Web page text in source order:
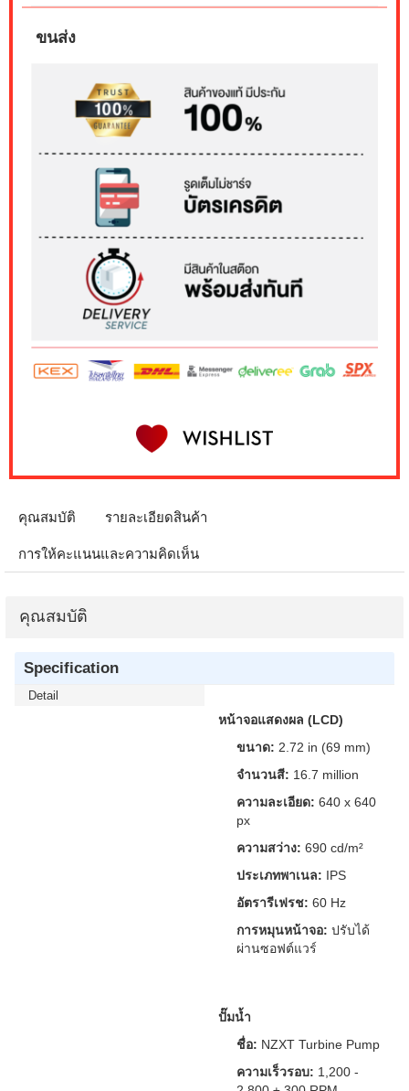
ขนส่ง
คุณสมบัติ รายละเอียดสินค้า
การให้คะแนนและความคิดเห็น
คุณสมบัติ
Specification
Detail
หน้าจอแสดงผล (LCD)
ขนาด: 2.72 in (69 mm)
จำนวนสี: 16.7 million
ความละเอียด: 640 x 640
px
ความสว่าง: 690 cd/m²
ประเภทพาเนล: IPS
อัตรารีเฟรช: 60 Hz
การหมุนหน้าจอ: ปรับได้
ผ่านซอฟต์แวร์
ปั๊มน้ำ
ชื่อ: NZXT Turbine Pump
ความเร็วรอบ: 1,200 -